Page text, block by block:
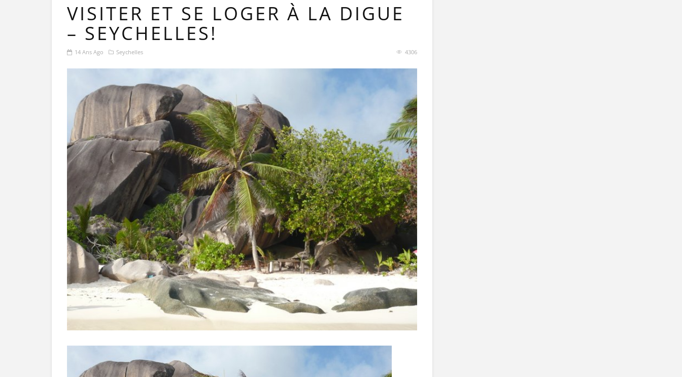
VISITER ET SE LOGER À LA DIGUE
– SEYCHELLES!
14 Ans Ago Seychelles 4306